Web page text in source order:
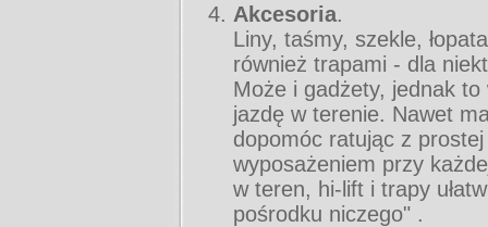
Akcesoria.
Liny, taśmy, szekle,
również trapami - dla
Może i gadżety, jednak to
jazdę w terenie. Nawet
dopomóc ratując z
wyposażeniem przy
w teren, hi-lift i trapy
pośrodku niczego" .